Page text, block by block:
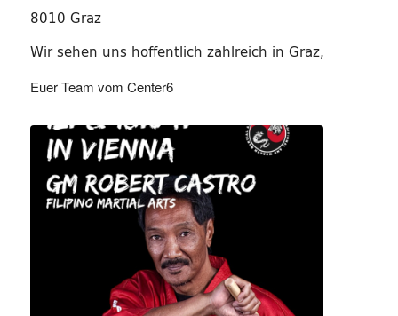
8010 Graz
Wir sehen uns hoffentlich zahlreich in Graz,
Euer Team vom Center6